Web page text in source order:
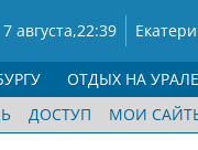
7 августа,22:39
ОТДЫХ НА УРАЛЕ
ДОСТУП МОИ